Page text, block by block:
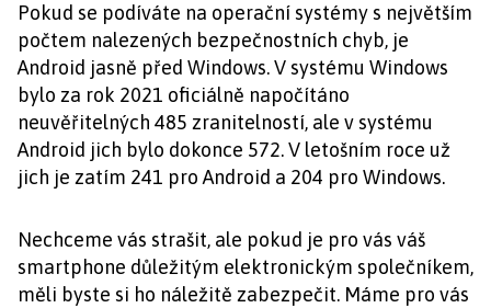
Pokud se podíváte na operační systémy s největším
počtem nalezených bezpečnostních chyb, je
Android jasně před Windows. V systému Windows
bylo za rok 2021 oficiálně napočítáno
neuvěřitelných 485 zranitelností, ale v systému
Android jich bylo dokonce 572. V letošním roce už
jich je zatím 241 pro Android a 204 pro Windows.
Nechceme vás strašit, ale pokud je pro vás váš
smartphone důležitým elektronickým společníkem,
měli byste si ho náležitě zabezpečit. Máme pro vás